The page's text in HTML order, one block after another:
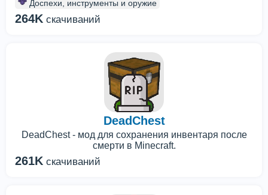
Доспехи, инструменты и оружие
264K скачиваний
DeadChest
DeadChest - мод для сохранения инвентаря после
смерти в Minecraft.
261K скачиваний